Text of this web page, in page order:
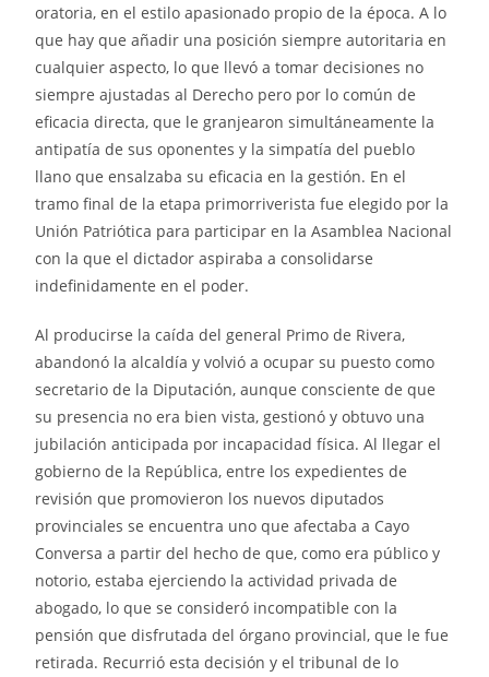
oratoria, en el estilo apasionado propio de la época. A lo
que hay que añadir una posición siempre autoritaria en
cualquier aspecto, lo que llevó a tomar decisiones no
siempre ajustadas al Derecho pero por lo común de
eficacia directa, que le granjearon simultáneamente la
antipatía de sus oponentes y la simpatía del pueblo
llano que ensalzaba su eficacia en la gestión. En el
tramo final de la etapa primorriverista fue elegido por la
Unión Patriótica para participar en la Asamblea Nacional
con la que el dictador aspiraba a consolidarse
indefinidamente en el poder.
Al producirse la caída del general Primo de Rivera,
abandonó la alcaldía y volvió a ocupar su puesto como
secretario de la Diputación, aunque consciente de que
su presencia no era bien vista, gestionó y obtuvo una
jubilación anticipada por incapacidad física. Al llegar el
gobierno de la República, entre los expedientes de
revisión que promovieron los nuevos diputados
provinciales se encuentra uno que afectaba a Cayo
Conversa a partir del hecho de que, como era público y
notorio, estaba ejerciendo la actividad privada de
abogado, lo que se consideró incompatible con la
pensión que disfrutada del órgano provincial, que le fue
retirada. Recurrió esta decisión y el tribunal de lo